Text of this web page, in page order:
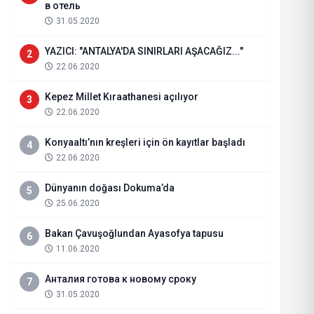
DR. BİLGİ TERLEMEZOĞLU
в отель
31.05.2020
2 YAZICI: "ANTALYA'DA SINIRLARI AŞACAĞIZ..."
22.06.2020
3 Kepez Millet Kıraathanesi açılıyor
22.06.2020
4 Konyaaltı’nın kreşleri için ön kayıtlar başladı
22.06.2020
5 Dünyanın doğası Dokuma’da
25.06.2020
6 Bakan Çavuşoğlundan Ayasofya tapusu
11.06.2020
7 Анталия готова к новому сроку
31.05.2020